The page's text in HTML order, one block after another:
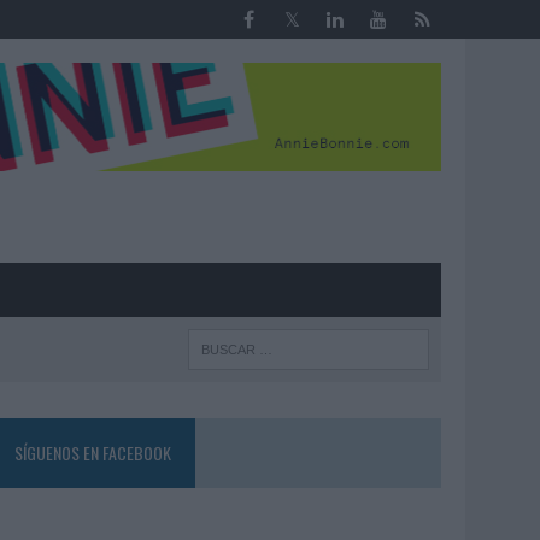
SÍGUENOS EN FACEBOOK